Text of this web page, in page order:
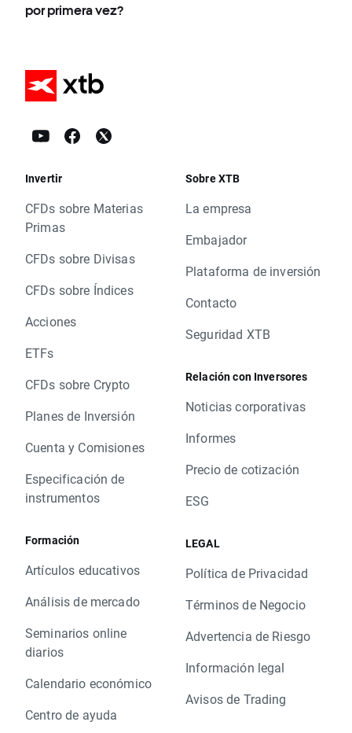
por primera vez?
Invertir
CFDs sobre Materias
Primas
CFDs sobre Divisas
CFDs sobre Índices
Acciones
ETFs
CFDs sobre Crypto
Planes de Inversión
Cuenta y Comisiones
Especificación de
instrumentos
Formación
Artículos educativos
Análisis de mercado
Seminarios online
diarios
Calendario económico
Centro de ayuda
Sobre XTB
La empresa
Embajador
Plataforma de inversión
Contacto
Seguridad XTB
Relación con Inversores
Noticias corporativas
Informes
Precio de cotización
ESG
LEGAL
Política de Privacidad
Términos de Negocio
Advertencia de Riesgo
Información legal
Avisos de Trading